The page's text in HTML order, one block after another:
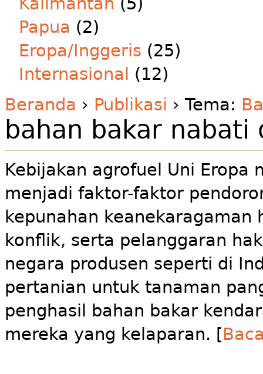
Papua (2)
Eropa/Inggeris (25)
Internasional
(12)
Beranda › Publikasi › Tema:
bahan bakar nabati
Kebijakan agrofuel Uni
menjadi faktor-faktor
kepunahan
konflik, serta pelanggaran
negara produsen seperti di
pertanian untuk tanaman
penghasil bahan bakar
mereka yang kelaparan. [